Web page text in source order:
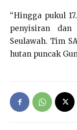
“Hingga pukul
penyisiran
Seulawah. Tim
hutan puncak